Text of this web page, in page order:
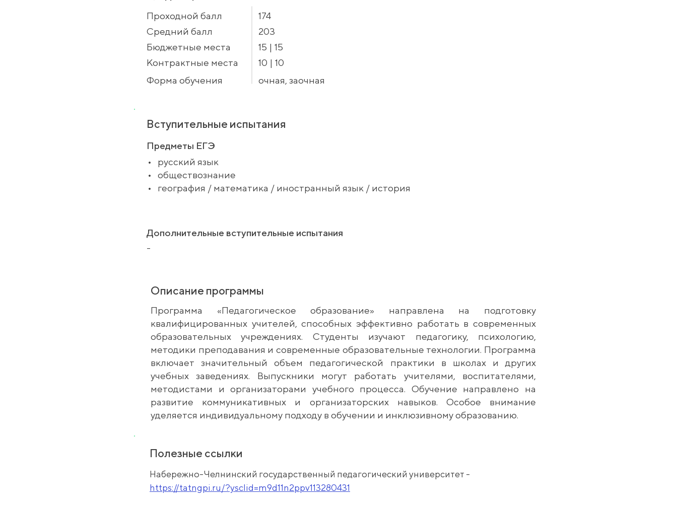
Проходной балл
174
Средний балл
203
Бюджетные места
15 | 15
Контрактные места
Форма обучения
10 | 10
очная, заочная
Вступительные испытания
Предметы ЕГЭ
•
русский язык
•
обществознание
•
география / математика / иностранный язык / история
Дополнительные вступительные испытания
-
Описание программы
Программа «Педагогическое образование» направлена на подготовку
квалифицированных учителей, способных эффективно работать в современных
образовательных учреждениях. Студенты изучают педагогику, психологию,
методики преподавания и современные образовательные технологии. Программа
включает значительный объем педагогической практики в школах и других
учебных заведениях. Выпускники могут работать учителями, воспитателями,
методистами и организаторами учебного процесса. Обучение направлено на
развитие коммуникативных и организаторских навыков. Особое внимание
уделяется индивидуальному подходу в обучении и инклюзивному образованию.
Полезные ссылки
Набережно-Челнинский государственный педагогический университет -
https://tatngpi.ru/?ysclid=m9d11n2ppv113280431